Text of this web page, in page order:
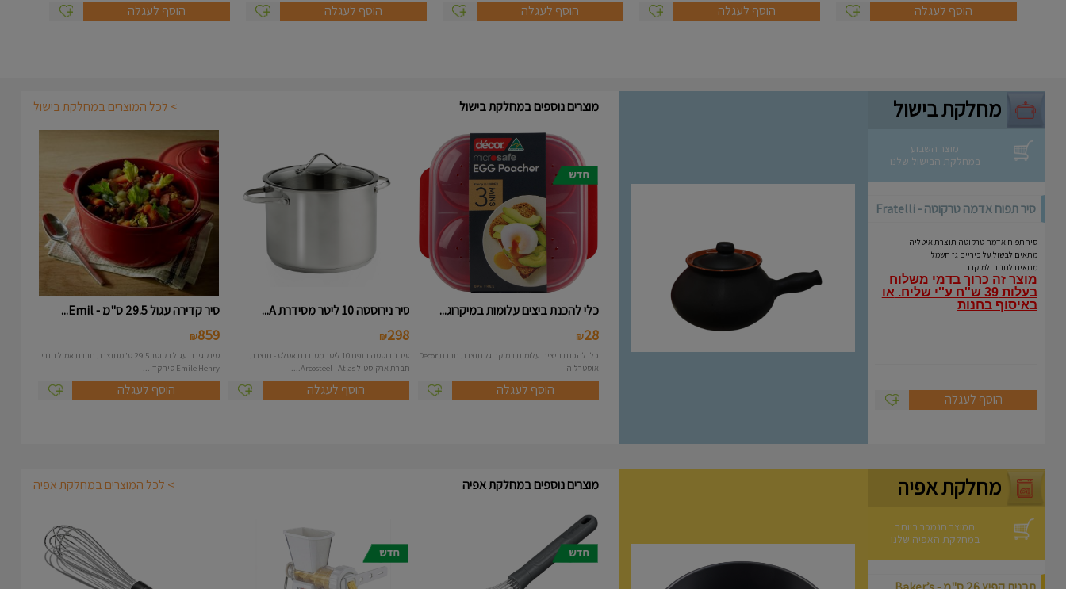
הוסף לעגלה הוסף לעגלה הוסף לעגלה הוסף לעגלה הוסף לעגלה
מחלקת בישול
מוצר השבוע
במחלקת הבישול שלנו
סיר תפוח אדמה טרקוטה - Fratelli
סיר תפוח אדמה טרקוטה תוצרת איטליה
מתאים לבשול על כיריים גז חשמלי
מתאים לתנור ולמיקרו
מוצר זה כרוך בדמי משלוח
בעלות 39 ש''ח ע''י שליח.
או
באיסוף בחנות
הוסף לעגלה
מוצרים נוספים במחלקת בישול > לכל המוצרים במחלקת בישול
כלי להכנת ביצים עלומות במיקרוג...
28
₪
כלי להכנת ביצים עלומות במיקרוגל תוצרת חברת Decor
אוסטרליה
הוסף לעגלה
סיר נירוסטה 10 ליטר מסידרת A...
298
₪
סיר נירוסטה בנפח 10 ליטר מסידרת אטלס - תוצרת
חברת ארקוסטיל Arcosteel - Atlas....
הוסף לעגלה
סיר קדירה עגול 29.5 ס"מ - Emil...
859
₪
סירקגירה עגול בקוטר 29.5 ס"מתוצרת חברת אמיל הנרי
Emile Henry סיר קדי...
הוסף לעגלה
מחלקת אפיה
המוצר הנמכר ביותר
במחלקת האפיה שלנו
מוצרים נוספים במחלקת אפיה > לכל המוצרים במחלקת אפיה